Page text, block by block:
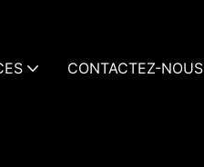
CONTACTEZ-NOUS